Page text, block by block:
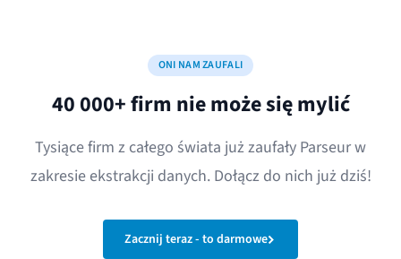
ONI NAM ZAUFALI
40 000+ firm nie może się mylić
Tysiące firm z całego świata już zaufały Parseur w
zakresie ekstrakcji danych. Dołącz do nich już dziś!
Zacznij teraz - to darmowe